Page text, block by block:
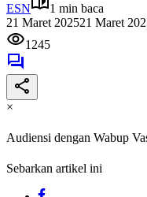
ESN
1 min baca
21 Maret 202521 Maret
1245
×
Audiensi dengan Wabup
Sebarkan artikel ini